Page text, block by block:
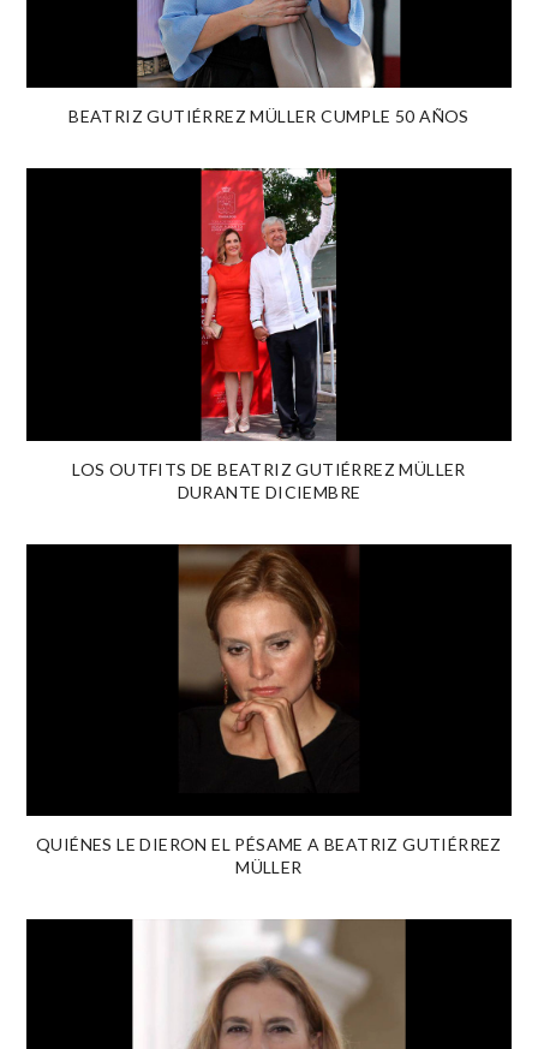
BEATRIZ GUTIÉRREZ MÜLLER CUMPLE 50 AÑOS
LOS OUTFITS DE BEATRIZ GUTIÉRREZ MÜLLER
DURANTE DICIEMBRE
QUIÉNES LE DIERON EL PÉSAME A BEATRIZ GUTIÉRREZ
MÜLLER